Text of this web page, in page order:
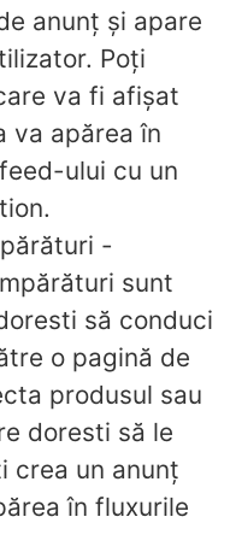
anunț și apare
Poți
va fi afișat
va apărea în
ului cu un
-
sunt
să conduci
o pagină de
produsul sau
doresti să le
crea un anunț
în fluxurile